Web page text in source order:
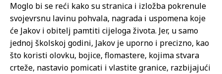
Moglo bi se reći kako su stranica i izložba pokrenule
svojevrsnu lavinu pohvala, nagrada i uspomena koje
će Jakov i obitelj pamtiti cijeloga života. Jer, u samo
jednoj školskoj godini, Jakov je uporno i precizno, kao
što koristi olovku, bojice, flomastere, kojima stvara
crteže, nastavio pomicati i vlastite granice, razbijajući